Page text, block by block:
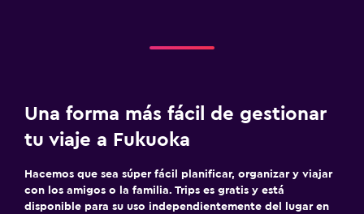
Una forma más fácil de gestionar
tu viaje a Fukuoka
Hacemos que sea súper fácil planificar, organizar y viajar
con los amigos o la familia. Trips es gratis y está
disponible para su uso independientemente del lugar en